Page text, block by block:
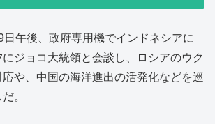
日午後、政府専用機でインドネシアに
ジョコ大統領と会談し、ロシアのウク
や、中国の海洋進出の活発化などを巡
。